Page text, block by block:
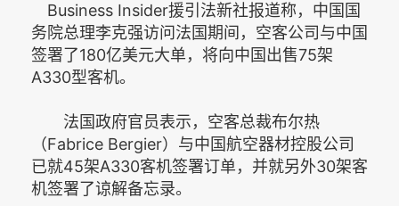
Business Insider援引法新社报道称，中国国
务院总理李克强访问法国期间，空客公司与中国
签署了180亿美元大单，将向中国出售75架
A330型客机。
法国政府官员表示，空客总裁布尔热
（Fabrice Bergier）与中国航空器材控股公司
已就45架A330客机签署订单，并就另外30架客
机签署了谅解备忘录。